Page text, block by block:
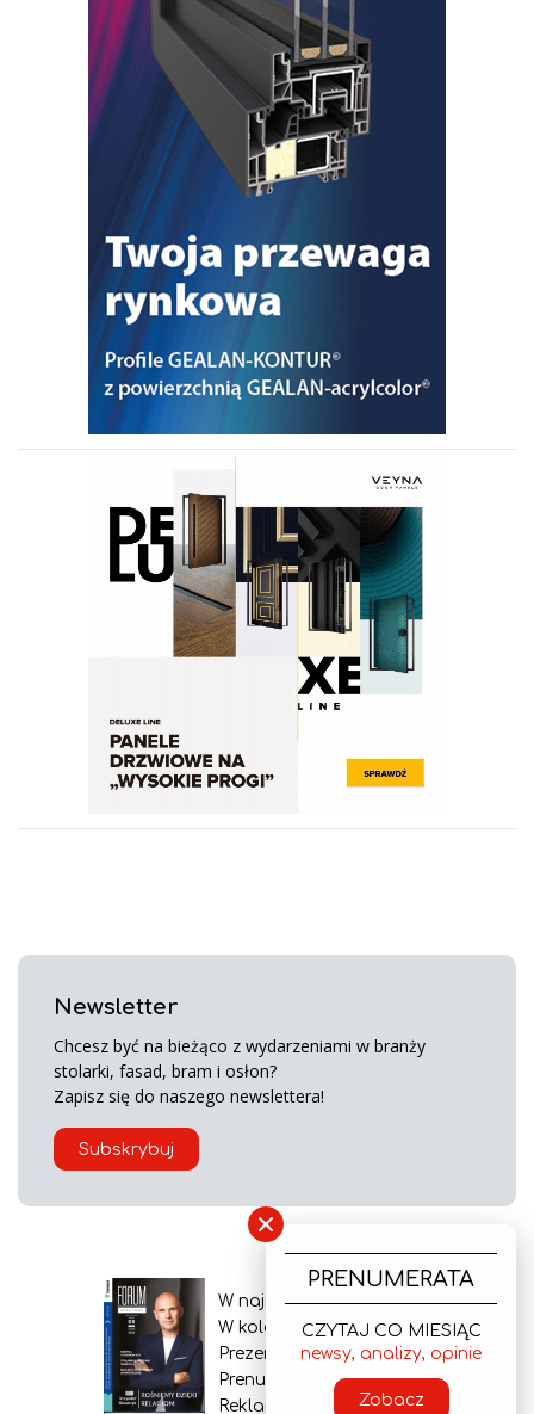
Newsletter
Chcesz być na bieżąco z wydarzeniami w branży
stolarki, fasad, bram i osłon?
Zapisz się do naszego newslettera!
Subskrybuj
W najnowszym wydaniu
W kolejnym numerze
Prezentacja gazety
Prenumerata
Reklama
×
PRENUMERATA
CZYTAJ CO MIESIĄC
newsy, analizy, opinie
Zobacz